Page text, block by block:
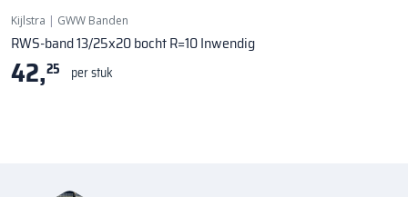
Kijlstra | GWW Banden
RWS-band 13/25x20 bocht R=10 Inwendig
42,25 per stuk